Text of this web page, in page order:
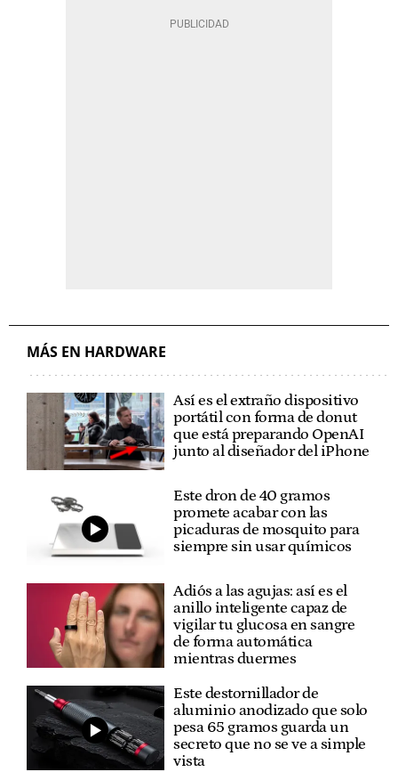
MÁS EN HARDWARE
Así es el extraño dispositivo
portátil con forma de donut
que está preparando OpenAI
junto al diseñador del iPhone
Este dron de 40 gramos
promete acabar con las
picaduras de mosquito para
siempre sin usar químicos
Adiós a las agujas: así es el
anillo inteligente capaz de
vigilar tu glucosa en sangre
de forma automática
mientras duermes
Este destornillador de
aluminio anodizado que solo
pesa 65 gramos guarda un
secreto que no se ve a simple
vista